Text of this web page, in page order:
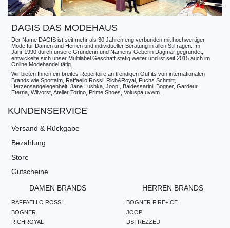
DAGIS DAS MODEHAUS
Der Name DAGIS ist seit mehr als 30 Jahren eng verbunden mit hochwertiger
Mode für Damen und Herren und individueller Beratung in allen Stilfragen. Im
Jahr 1990 durch unsere Gründerin und Namens-Geberin Dagmar gegründet,
entwickelte sich unser Multilabel Geschäft stetig weiter und ist seit 2015 auch im
Online Modehandel tätig.
Wir bieten Ihnen ein breites Repertoire an trendigen Outfits von internationalen
Brands wie Sportalm, Raffaello Rossi, Rich&Royal, Fuchs Schmitt,
Herzensangelegenheit, Jane Lushka, Joop!, Baldessarini, Bogner, Gardeur,
Eterna, Wilvorst, Atelier Torino, Prime Shoes, Voluspa uvwm.
KUNDENSERVICE
Versand & Rückgabe
Bezahlung
Store
Gutscheine
DAMEN BRANDS
RAFFAELLO ROSSI
BOGNER
RICHROYAL
HERREN BRANDS
BOGNER FIRE+ICE
JOOP!
DSTREZZED